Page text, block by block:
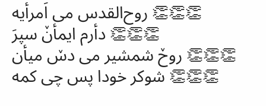
روح‌القدس می اَمرأیه 👏👏👏
دأرم ایمأنٚ سپرَ 👏👏👏
روحٚ شمشیر می دسٚ میأن 👏👏👏
شوکر خودا پس چی کمه 👏👏👏